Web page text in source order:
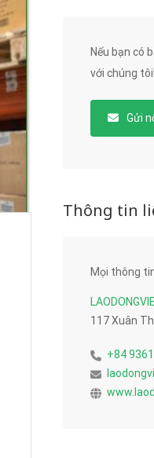
Nếu bạn có
với chúng tôi!
Gửi
Thông tin
Mọi thông
117 Xuân
+84